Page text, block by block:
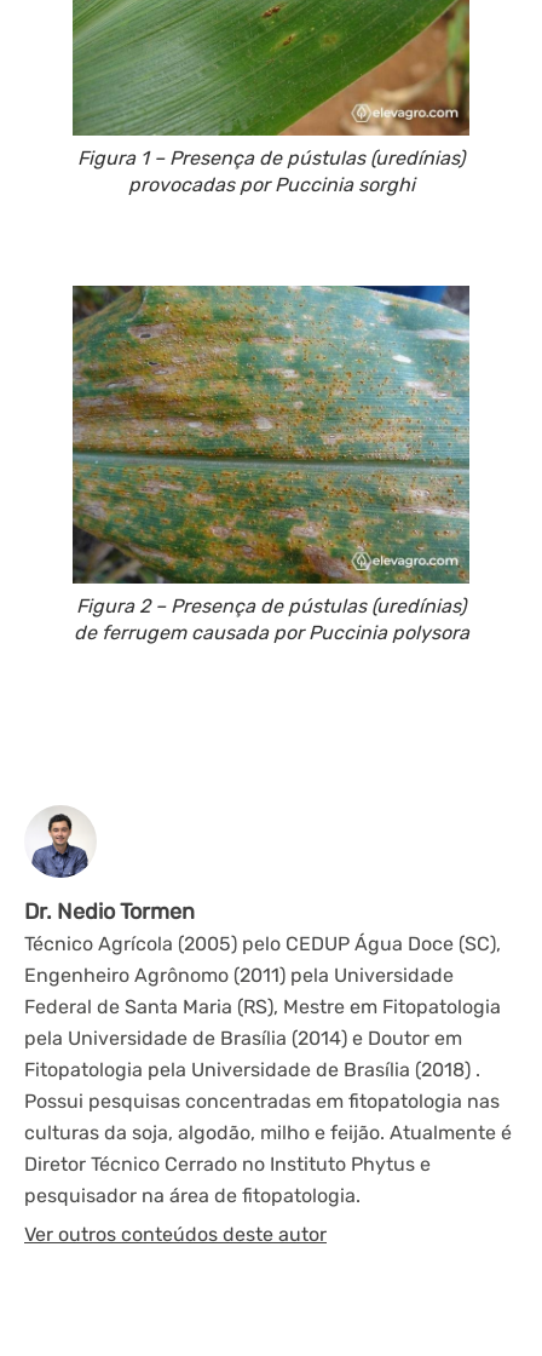
Figura 1 – Presença de pústulas (uredínias)
provocadas porPuccinia sorghi
Figura 2 – Presença de pústulas (uredínias)
de ferrugem causada porPuccinia polysora
Dr. Nedio Tormen
Técnico Agrícola (2005) pelo CEDUP Água Doce (SC),
Engenheiro Agrônomo (2011) pela Universidade
Federal de Santa Maria (RS), Mestre em Fitopatologia
pela Universidade de Brasília (2014) e Doutor em
Fitopatologia pela Universidade de Brasília (2018) .
Possui pesquisas concentradas em fitopatologia nas
culturas da soja, algodão, milho e feijão. Atualmente é
Diretor Técnico Cerrado no Instituto Phytus e
pesquisador na área de fitopatologia.
Ver outros conteúdos deste autor